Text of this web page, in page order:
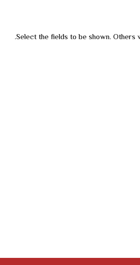
Select the fields to be shown.